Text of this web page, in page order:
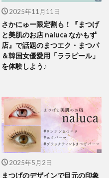
2025年11月11日
さかにゅー限定割も！『まつげ
と美肌のお店 naluca なかもず
店』で話題のまつエク・まつパ
＆韓国女優愛用「ララピール」
を体験しよう♪
2025年5月2日
まつげのデザインで目元の印象